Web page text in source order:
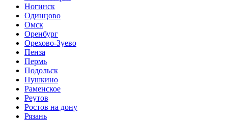
Ногинск
Одинцово
Омск
Оренбург
Орехово-Зуево
Пенза
Пермь
Подольск
Пушкино
Раменское
Реутов
Ростов на дону
Рязань